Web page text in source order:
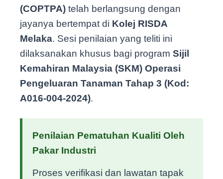
(COPTPA) telah berlangsung dengan
jayanya bertempat di Kolej RISDA
Melaka. Sesi penilaian yang teliti ini
dilaksanakan khusus bagi program Sijil
Kemahiran Malaysia (SKM) Operasi
Pengeluaran Tanaman Tahap 3 (Kod:
A016-004-2024).
Penilaian Pematuhan Kualiti Oleh
Pakar Industri
Proses verifikasi dan lawatan tapak